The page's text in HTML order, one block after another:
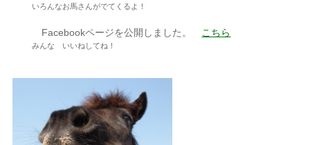
いろんなお馬さんがでてくるよ！
Facebookページを公開しました。 こちら
みんな いいねしてね！